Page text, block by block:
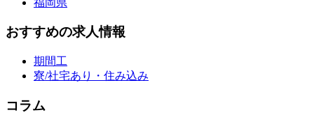
おすすめの求人情報
期間工
寮/社宅あり・住み込み
コラム